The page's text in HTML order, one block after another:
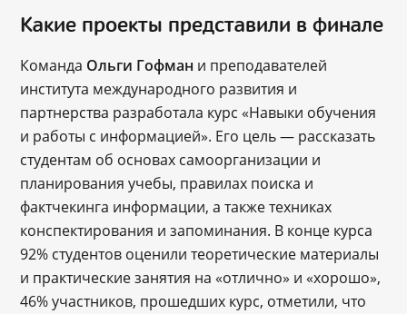
Какие проекты представили в финале
Команда Ольги Гофман и преподавателей
института международного развития и
партнерства разработала курс «Навыки обучения
и работы с информацией». Его цель — рассказать
студентам об основах самоорганизации и
планирования учебы, правилах поиска и
фактчекинга информации, а также техниках
конспектирования и запоминания. В конце курса
92% студентов оценили теоретические материалы
и практические занятия на «отлично» и «хорошо»,
46% участников, прошедших курс, отметили, что